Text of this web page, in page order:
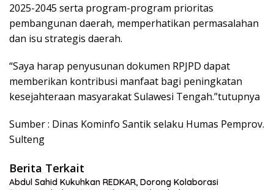
2025-2045 serta program-program prioritas
pembangunan daerah, memperhatikan permasalahan
dan isu strategis daerah.
“Saya harap penyusunan dokumen RPJPD dapat
memberikan kontribusi manfaat bagi peningkatan
kesejahteraan masyarakat Sulawesi Tengah.”tutupnya
Sumber : Dinas Kominfo Santik selaku Humas Pemprov.
Sulteng
Berita Terkait
Abdul Sahid Kukuhkan REDKAR, Dorong Kolaborasi